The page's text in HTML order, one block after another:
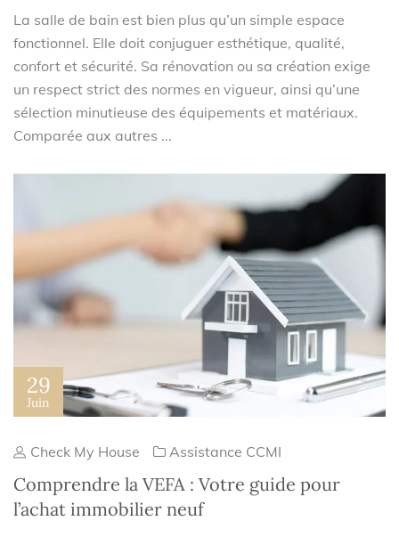
La salle de bain est bien plus qu’un simple espace
fonctionnel. Elle doit conjuguer esthétique, qualité,
confort et sécurité. Sa rénovation ou sa création exige
un respect strict des normes en vigueur, ainsi qu’une
sélection minutieuse des équipements et matériaux.
Comparée aux autres ...
29
Juin
Check My House Assistance CCMI
Comprendre la VEFA : Votre guide pour
l’achat immobilier neuf